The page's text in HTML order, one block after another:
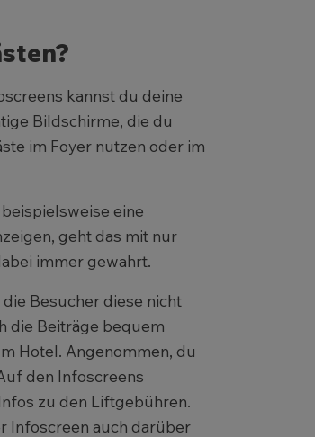
kannst du deine
Bildschirme, die du
im Foyer nutzen oder im
eine
geht das mit nur
immer gewahrt.
Besucher diese nicht
die Beiträge bequem
Hotel. Angenommen, du
den Infoscreens
zu den Liftgebühren.
Infoscreen auch darüber